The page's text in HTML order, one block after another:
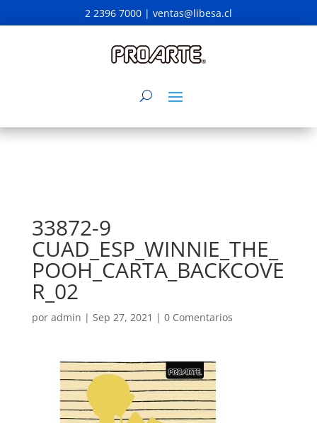
2 2396 7000 | ventas@libesa.cl
33872-9
CUAD_ESP_WINNIE_THE_
POOH_CARTA_BACKCOVE
R_02
por admin | Sep 27, 2021 | 0 Comentarios